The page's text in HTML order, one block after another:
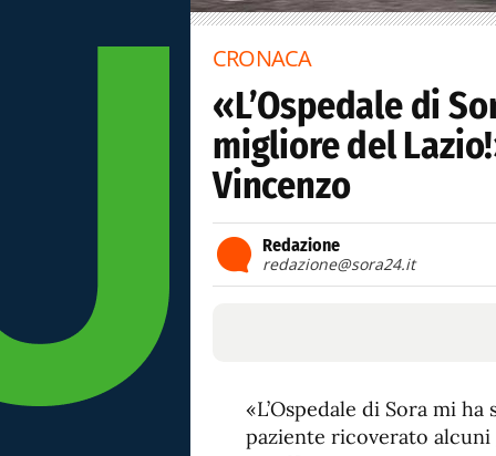
CRONACA
«L’Ospedale di
migliore del
Vincenzo
Redazione
redazione@sora24.it
«L’Ospedale di Sora mi
paziente ricoverato